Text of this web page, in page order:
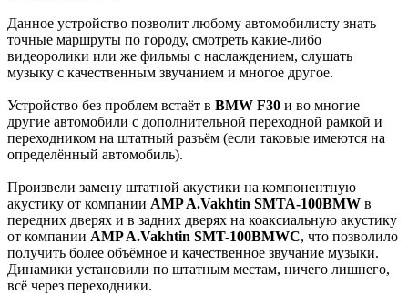
Данное устройство позволит любому автомобилисту знать
точные маршруты по городу, смотреть какие-либо
видеоролики или же фильмы с наслаждением, слушать
музыку с качественным звучанием и многое другое.
Устройство без проблем встаёт в BMW F30 и во многие
другие автомобили с дополнительной переходной рамкой и
переходником на штатный разъём (если таковые имеются на
определённый автомобиль).
Произвели замену штатной акустики на компонентную
акустику от компании AMP A.Vakhtin SMTA-100BMW в
передних дверях и в задних дверях на коаксиальную акустику
от компании AMP A.Vakhtin SMT-100BMWC, что позволило
получить более объёмное и качественное звучание музыки.
Динамики установили по штатным местам, ничего лишнего,
всё через переходники.